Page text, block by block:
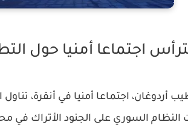
اجتماعا أمنيا حول
أردوغان، اجتماعا أمنيا في أنقرة،
النظام السوري على الجنود الأتراك في